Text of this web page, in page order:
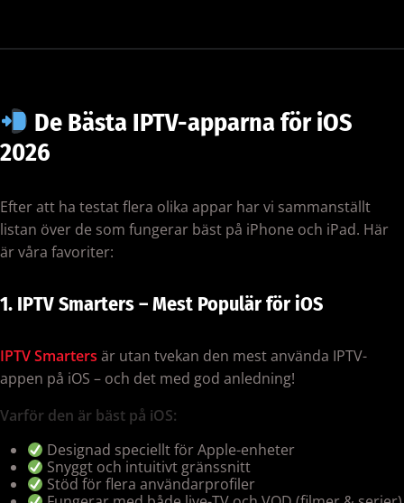
De Bästa IPTV-apparna för iOS
2026
Efter att ha testat flera olika appar har vi sammanställt
listan över de som fungerar bäst på iPhone och iPad. Här
är våra favoriter:
1. IPTV Smarters – Mest Populär för iOS
IPTV Smarters är utan tvekan den mest använda IPTV-
appen på iOS – och det med god anledning!
Varför den är bäst på iOS:
Designad speciellt för Apple-enheter
Snyggt och intuitivt gränssnitt
Stöd för flera användarprofiler